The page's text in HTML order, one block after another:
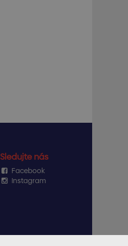
Sledujte nás
Facebook
Instagram